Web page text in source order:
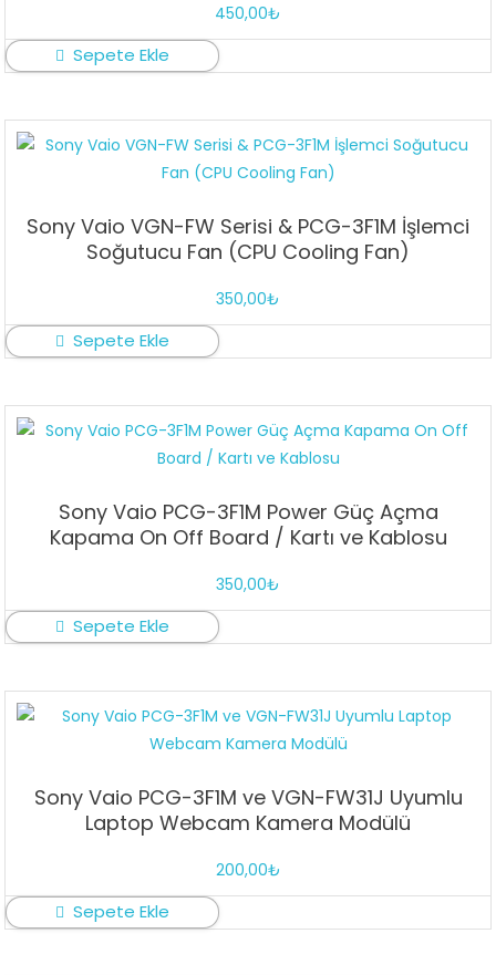
450,00₺
Sepete Ekle
Sony Vaio VGN-FW Serisi & PCG-3F1M İşlemci
Soğutucu Fan (CPU Cooling Fan)
350,00₺
Sepete Ekle
Sony Vaio PCG-3F1M Power Güç Açma
Kapama On Off Board / Kartı ve Kablosu
350,00₺
Sepete Ekle
Sony Vaio PCG-3F1M ve VGN-FW31J Uyumlu
Laptop Webcam Kamera Modülü
200,00₺
Sepete Ekle